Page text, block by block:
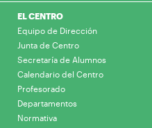
EL CENTRO
Equipo de Dirección
Junta de Centro
Secretaría de Alumnos
Calendario del Centro
Profesorado
Departamentos
Normativa